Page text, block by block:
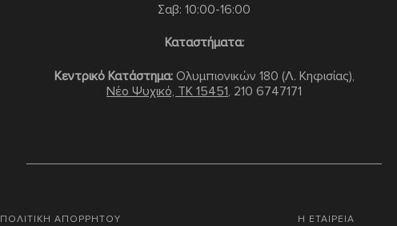
Σαβ: 10:00-16:00
Καταστήματα:
Κεντρικό Κατάστημα:Ολυμπιονικών 180 (Λ. Κηφισίας),
Νέο Ψυχικό, TK 15451, 210 6747171
ΠΟΛΙΤΙΚΗ ΑΠΟΡΡΗΤΟΥ Η ΕΤΑΙΡΕΙΑ